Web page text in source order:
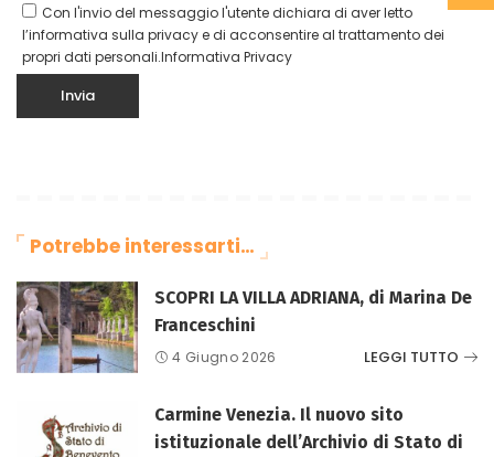
Con l'invio del messaggio l'utente dichiara di aver letto
l’informativa sulla privacy e di acconsentire al trattamento dei
propri dati personali.Informativa Privacy
Potrebbe interessarti…
SCOPRI LA VILLA ADRIANA, di Marina De
Franceschini
4 Giugno 2026 LEGGI TUTTO
Carmine Venezia. Il nuovo sito
istituzionale dell’Archivio di Stato di